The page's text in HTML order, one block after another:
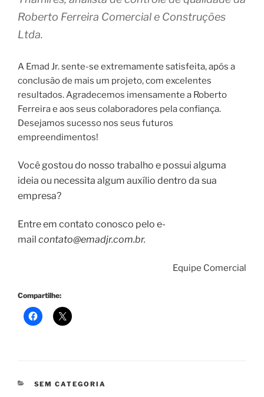
Roberto Ferreira Comercial e Construções
Ltda.
A Emad Jr. sente-se extremamente satisfeita, após a
conclusão de mais um projeto, com excelentes
resultados. Agradecemos imensamente a Roberto
Ferreira e aos seus colaboradores pela confiança.
Desejamos sucesso nos seus futuros
empreendimentos!
Você gostou do nosso trabalho e possui alguma
ideia ou necessita algum auxílio dentro da sua
empresa?
Entre em contato conosco pelo e-
mail contato@emadjr.com.br.
Equipe Comercial
Compartilhe:
CATEGORIAS
SEM CATEGORIA